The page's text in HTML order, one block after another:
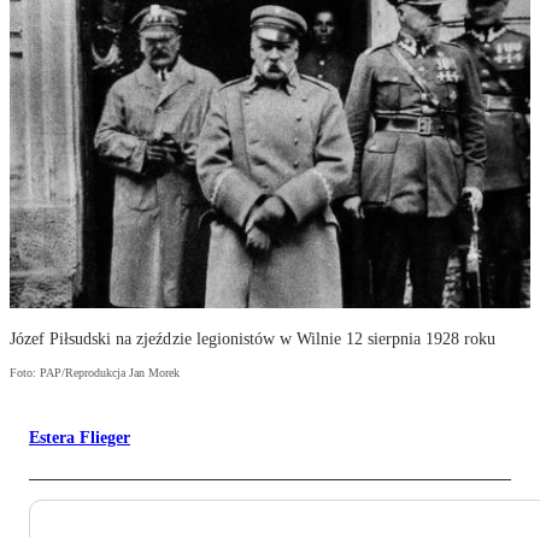
Józef Piłsudski na zjeździe legionistów w Wilnie 12 sierpnia 1928 roku
Foto: PAP/Reprodukcja Jan Morek
Estera Flieger